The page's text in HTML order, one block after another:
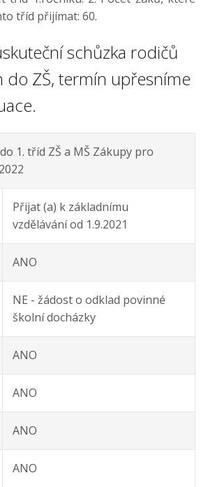
tříd přijímat: 60.
schůzka rodičů
do ZŠ, termín upřesníme
1. tříd ZŠ a MŠ Zákupy pro
Přijat (a) k základnímu
vzdělávání od 1.9.2021
ANO
NE - žádost o odklad povinné
školní docházky
ANO
ANO
ANO
ANO